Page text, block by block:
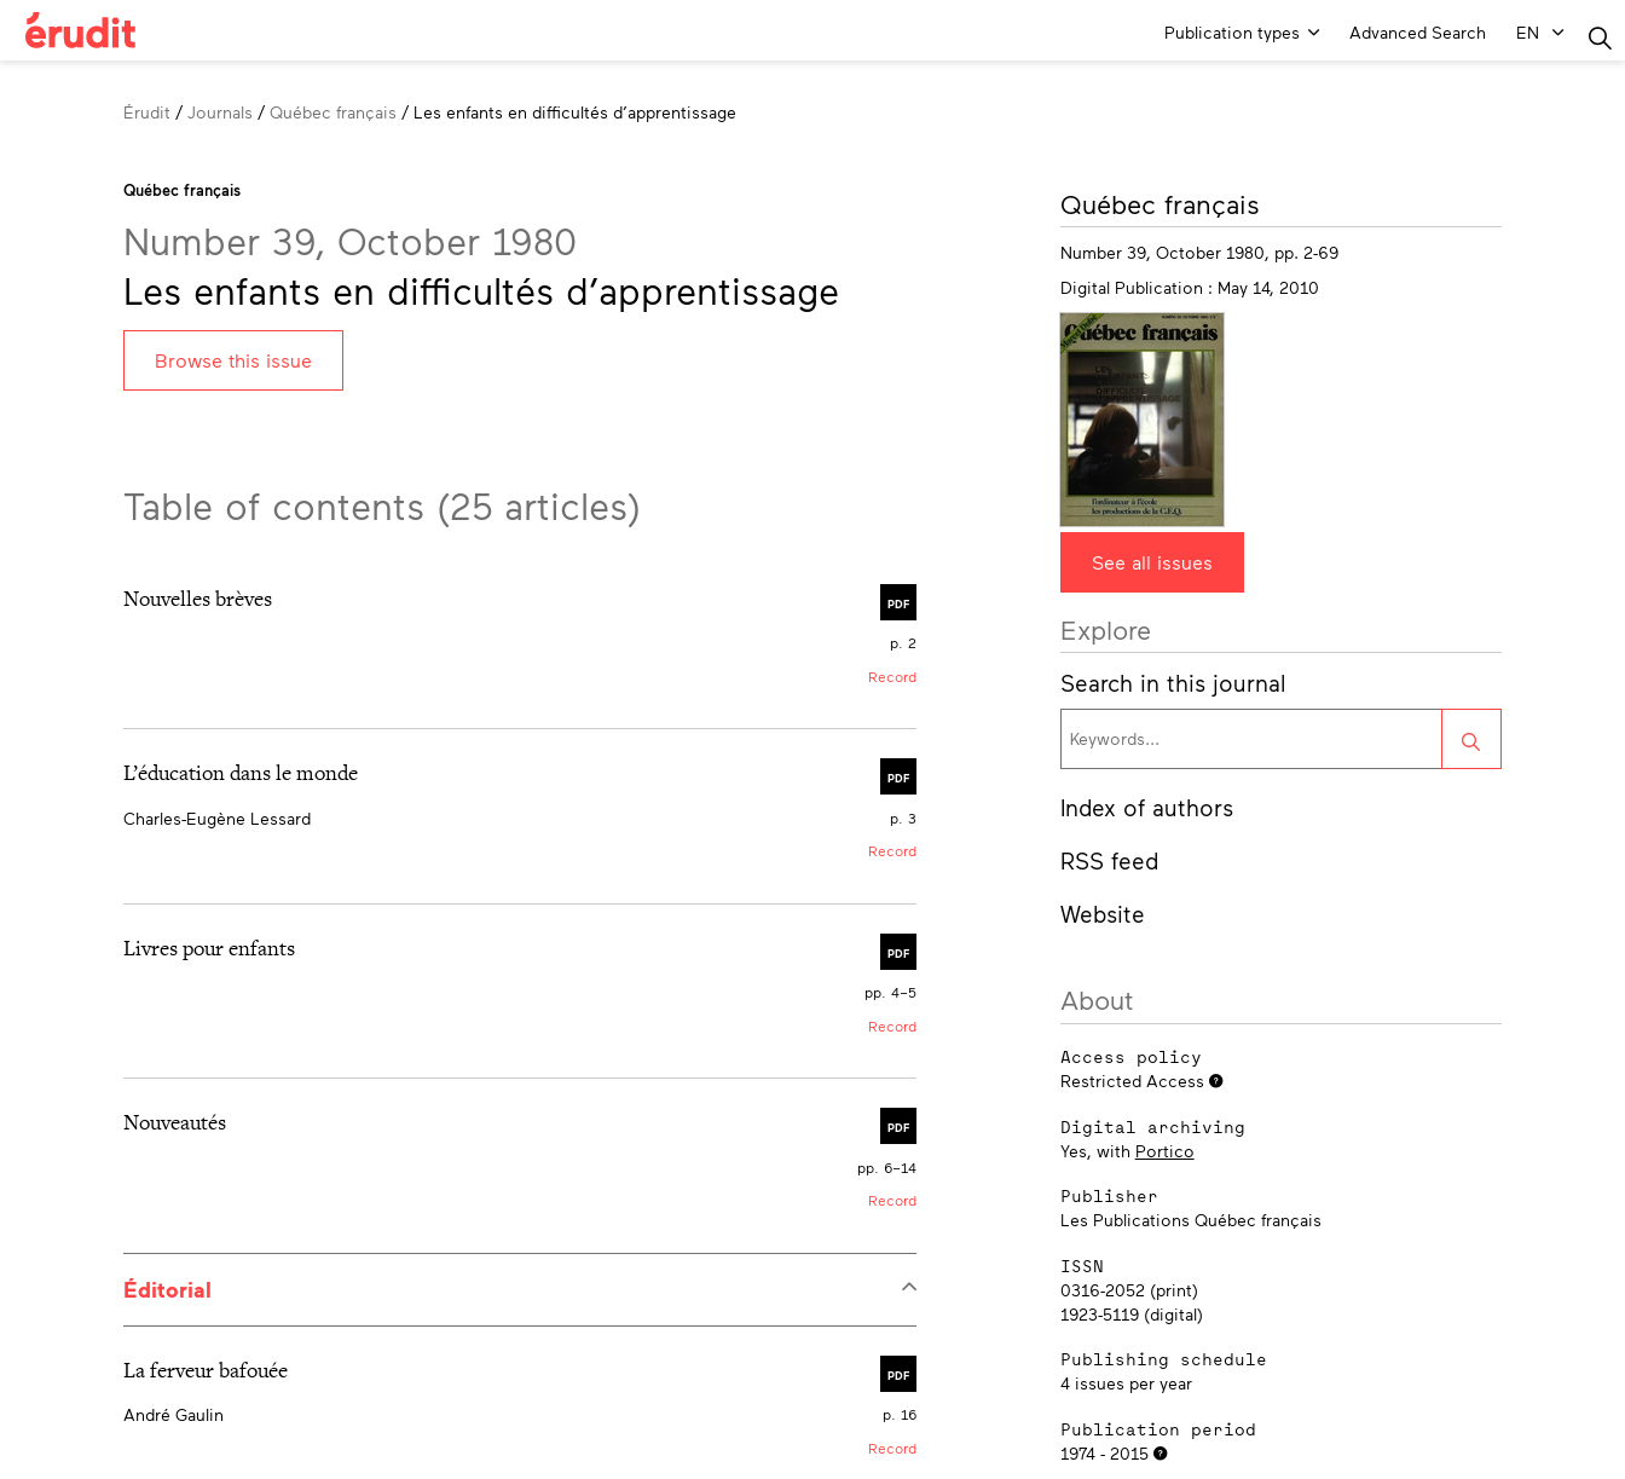
Main
Publication types Advanced Search EN
Breadcrumb
Érudit Journals Québec français Les enfants en difficultés d’apprentissage
Québec français
Number 39, October 1980
Les enfants en difficultés d’apprentissage
Browse this issue
Table of contents (25 articles)
PDF
Nouvelles brèves
p. 2
Record
PDF
L’éducation dans le monde
Charles-Eugène Lessard
p. 3
Record
PDF
Livres pour enfants
pp. 4–5
Record
PDF
Nouveautés
pp. 6–14
Record
Éditorial
PDF
La ferveur bafouée
André Gaulin
p. 16
Record
More
info
Québec français
Number 39, October 1980, pp. 2-69
Digital Publication : May 14, 2010
See all issues
Explore
Search in this journal
Search
Index of authors
RSS feed
Website
About
Access policy
Restricted Access
Digital archiving
Yes, with Portico
Publisher
Les Publications Québec français
ISSN
0316-2052 (print)
1923-5119 (digital)
Publishing schedule
4 issues per year
Publication period
1974 - 2015